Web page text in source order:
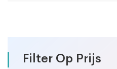
Filter Op Prijs